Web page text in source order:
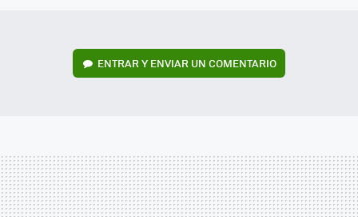
ENTRAR Y ENVIAR UN COMENTARIO